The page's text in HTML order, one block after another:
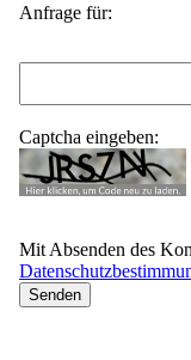
Anfrage für:
Captcha eingeben:
Mit Absenden des